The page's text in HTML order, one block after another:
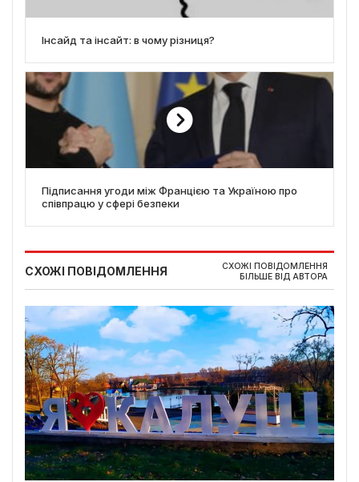
Інсайд та інсайт: в чому різниця?
Підписання угоди між Францією та Україною про
співпрацю у сфері безпеки
СХОЖІ ПОВІДОМЛЕННЯ
СХОЖІ ПОВІДОМЛЕННЯ
БІЛЬШЕ ВІД АВТОРА